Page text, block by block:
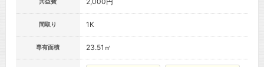
間取り 1K
専有面積 23.51㎡